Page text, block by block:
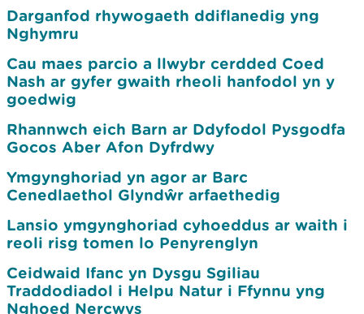
Darganfod rhywogaeth ddiflanedig yng
Nghymru
Cau maes parcio a llwybr cerdded Coed
Nash ar gyfer gwaith rheoli hanfodol yn y
goedwig
Rhannwch eich Barn ar Ddyfodol Pysgodfa
Gocos Aber Afon Dyfrdwy
Ymgynghoriad yn agor ar Barc
Cenedlaethol Glyndŵr arfaethedig
Lansio ymgynghoriad cyhoeddus ar waith i
reoli risg tomen lo Penyrenglyn
Ceidwaid Ifanc yn Dysgu Sgiliau
Traddodiadol i Helpu Natur i Ffynnu yng
Nghoed Nercwys